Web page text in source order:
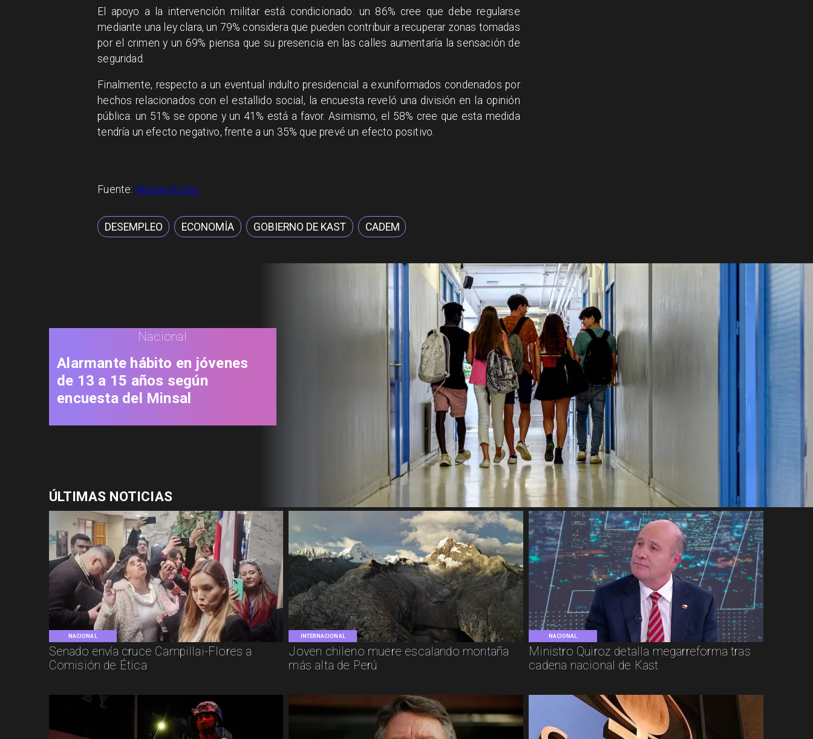
El apoyo a la intervención militar está condicionado: un 86% cree que debe regularse
mediante una ley clara, un 79% considera que pueden contribuir a recuperar zonas tomadas
por el crimen y un 69% piensa que su presencia en las calles aumentaría la sensación de
seguridad.
Finalmente, respecto a un eventual indulto presidencial a exuniformados condenados por
hechos relacionados con el estallido social, la encuesta reveló una división en la opinión
pública: un 51% se opone y un 41% está a favor. Asimismo, el 58% cree que esta medida
tendría un efecto negativo, frente a un 35% que prevé un efecto positivo.
Fuente: Meganoticias
DESEMPLEO ECONOMÍA GOBIERNO DE KAST CADEM
NACIONAL
Senado envía cruce Campillai-Flores a
Comisión de Ética
INTERNACIONAL
Joven chileno muere escalando montaña
más alta de Perú
NACIONAL
Ministro Quiroz detalla megarreforma tras
cadena nacional de Kast
Nacional
Alarmante hábito en jóvenes
de 13 a 15 años según
encuesta del Minsal
ÚLTIMAS NOTICIAS